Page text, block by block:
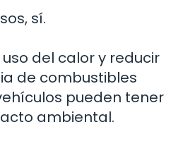
sí.
del calor y reducir
de combustibles
pueden tener
ambiental.